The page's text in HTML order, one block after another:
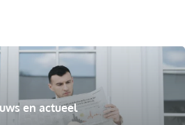
en actueel